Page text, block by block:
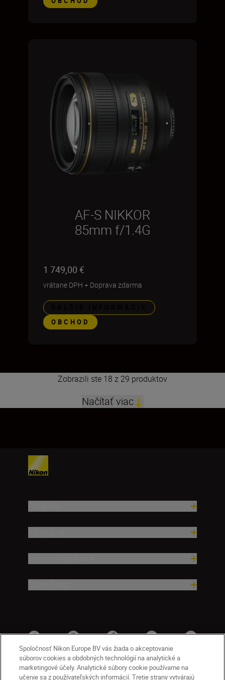
AF-S NIKKOR
85mm f/1.4G
1 749,00 €
vrátane DPH + Doprava zdarma
OBCHOD
Zobrazili ste 18 z 29 produktov
Načítať viac
12
Spoločnosť Nikon Europe BV vás žiada o akceptovanie
súborov cookies a obdobných technológií na analytické a
marketingové účely. Analytické súbory cookie používame na
učenie sa z používateľských informácií. Tretie strany vytvárajú